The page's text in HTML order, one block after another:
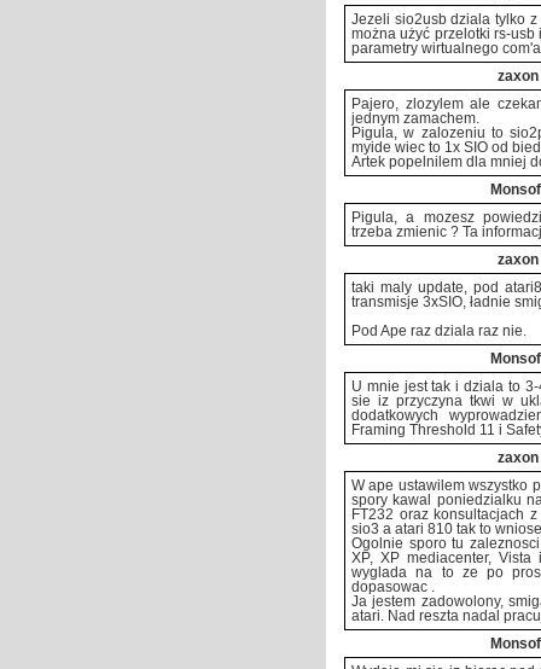
Jezeli sio2usb dziala tylko
można użyć przelotki rs-usb
parametry wirtualnego
zaxon
Pajero, zlozylem ale
jednym zamachem.
Pigula, w zalozeniu to
myide wiec to 1x SIO od
Artek popelnilem dla mniej
Pigula, a mozesz
trzeba zmienic ? Ta
zaxon
taki maly update, pod
transmisje 3xSIO, ładnie
Pod Ape raz dziala raz nie.
U mnie jest tak i dziala to
sie iz przyczyna tkwi w
dodatkowych
Framing Threshold 11 i
zaxon
W ape ustawilem wszystko
spory kawal poniedzialku
FT232 oraz konsultacjach
sio3 a atari 810 tak to
Ogolnie sporo tu
XP, XP mediacenter,
wyglada na to ze po
dopasowac .
Ja jestem zadowolony,
atari. Nad reszta nadal